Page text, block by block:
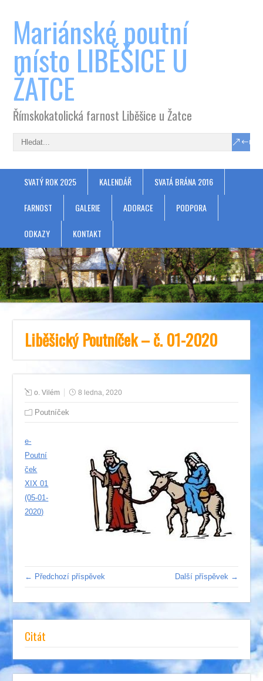
Mariánské poutní
místo LIBĚŠICE U
ŽATCE
Římskokatolická farnost Liběšice u Žatce
SVATÝ ROK 2025 KALENDÁŘ SVATÁ BRÁNA 2016
FARNOST GALERIE ADORACE PODPORA
ODKAZY KONTAKT
Liběšický Poutníček – č. 01-2020
o. Vilém 8 ledna, 2020
Poutníček
e-
Poutní
ček
XIX 01
(05-01-
2020)
← Předchozí příspěvek Další příspěvek →
Citát